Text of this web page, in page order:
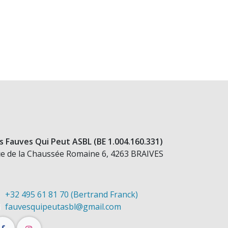
Fauves Qui Peut ASBL (BE 1.004.160.331)
de la Chaussée Romaine 6, 4263 BRAIVES
+32 495 61 81 70 (Bertrand Franck)
fauvesquipeutasbl@gmail.com